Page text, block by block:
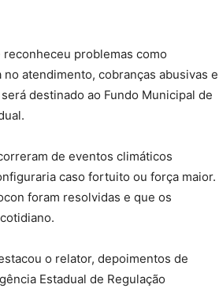
reconheceu problemas como
atendimento, cobranças abusivas e
destinado ao Fundo Municipal de
de eventos climáticos
caso fortuito ou força maior.
foram resolvidas e que os
o relator, depoimentos de
Estadual de Regulação